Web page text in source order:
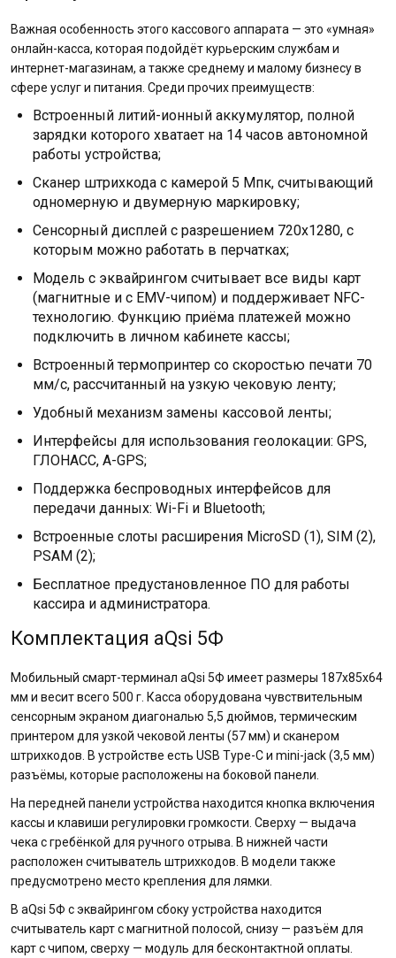
Важная особенность этого кассового аппарата — это «умная»
онлайн-касса, которая подойдёт курьерским службам и
интернет-магазинам, а также среднему и малому бизнесу в
сфере услуг и питания. Среди прочих преимуществ:
Встроенный литий-ионный аккумулятор, полной
зарядки которого хватает на 14 часов автономной
работы устройства;
Сканер штрихкода с камерой 5 Мпк, считывающий
одномерную и двумерную маркировку;
Сенсорный дисплей с разрешением 720x1280, с
которым можно работать в перчатках;
Модель с эквайрингом считывает все виды карт
(магнитные и с EMV-чипом) и поддерживает NFC-
технологию. Функцию приёма платежей можно
подключить в личном кабинете кассы;
Встроенный термопринтер со скоростью печати 70
мм/с, рассчитанный на узкую чековую ленту;
Удобный механизм замены кассовой ленты;
Интерфейсы для использования геолокации: GPS,
ГЛОНАСС, A-GPS;
Поддержка беспроводных интерфейсов для
передачи данных: Wi-Fi и Bluetooth;
Встроенные слоты расширения MicroSD (1), SIM (2),
PSAM (2);
Бесплатное предустановленное ПО для работы
кассира и администратора.
Комплектация aQsi 5Ф
Мобильный смарт-терминал aQsi 5Ф имеет размеры 187x85x64
мм и весит всего 500 г. Касса оборудована чувствительным
сенсорным экраном диагональю 5,5 дюймов, термическим
принтером для узкой чековой ленты (57 мм) и сканером
штрихкодов. В устройстве есть USB Type-C и mini-jack (3,5 мм)
разъёмы, которые расположены на боковой панели.
На передней панели устройства находится кнопка включения
кассы и клавиши регулировки громкости. Сверху — выдача
чека с гребёнкой для ручного отрыва. В нижней части
расположен считыватель штрихкодов. В модели также
предусмотрено место крепления для лямки.
В aQsi 5Ф с эквайрингом сбоку устройства находится
считыватель карт с магнитной полосой, снизу — разъём для
карт с чипом, сверху — модуль для бесконтактной оплаты.